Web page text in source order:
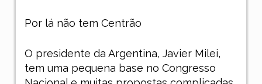
Por lá não tem Centrão
O presidente da Argentina, Javier Milei,
tem uma pequena base no Congresso